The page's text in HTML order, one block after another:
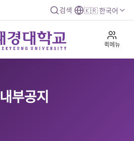
검색 🇰🇷 한국어
퀵메뉴
내부공지